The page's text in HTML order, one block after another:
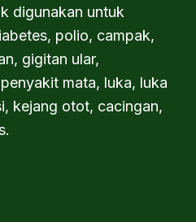
digunakan untuk
polio, campak,
gigitan ular,
mata, luka, luka
kejang otot, cacingan,